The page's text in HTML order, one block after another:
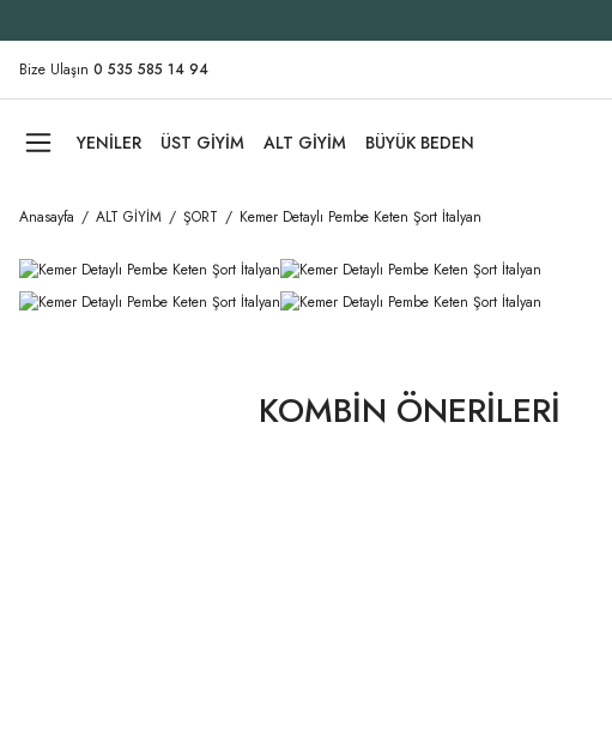
Bize Ulaşın 0 535 585 14 94
YENİLER ÜST GİYİM ALT GİYİM BÜYÜK BEDEN
Anasayfa ALT GİYİM ŞORT Kemer Detaylı Pembe Keten Şort İtalyan
KOMBİN ÖNERİLERİ